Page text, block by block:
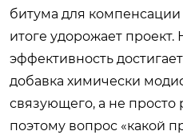
битума для компенсации
итоге удорожает проект.
эффективность
добавка химически
связующего, а не
поэтому вопрос «какой